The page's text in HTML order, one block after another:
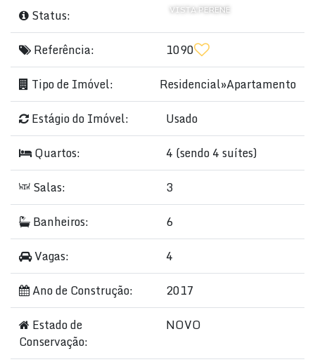
Status: VISTA PERENE
Referência:
1090
Tipo de Imóvel:
Residencial»Apartamento
Estágio do Imóvel:
Usado
Quartos:
4 (sendo 4 suítes)
Salas:
3
Banheiros:
6
Vagas:
4
Ano de Construção:
2017
Estado de
Conservação:
NOVO